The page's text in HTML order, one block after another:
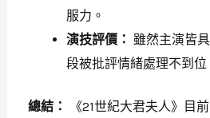
服力。
演技評價： 雖然主演皆
段被批評情緒處理不到位
總結：
《21世紀大君夫人》目